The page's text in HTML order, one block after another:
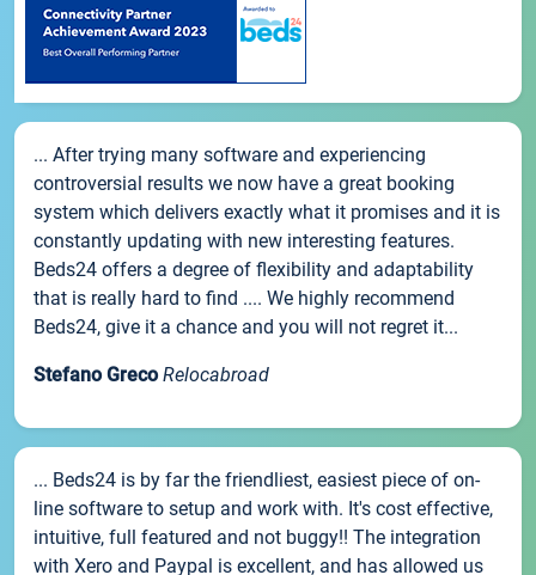
... After trying many software and experiencing
controversial results we now have a great booking
system which delivers exactly what it promises and it is
constantly updating with new interesting features.
Beds24 offers a degree of flexibility and adaptability
that is really hard to find .... We highly recommend
Beds24, give it a chance and you will not regret it...
Stefano Greco Relocabroad
... Beds24 is by far the friendliest, easiest piece of on-
line software to setup and work with. It's cost effective,
intuitive, full featured and not buggy!! The integration
with Xero and Paypal is excellent, and has allowed us